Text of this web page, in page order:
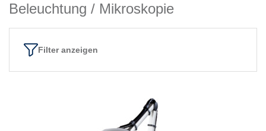
Beleuchtung / Mikroskopie
Filter anzeigen